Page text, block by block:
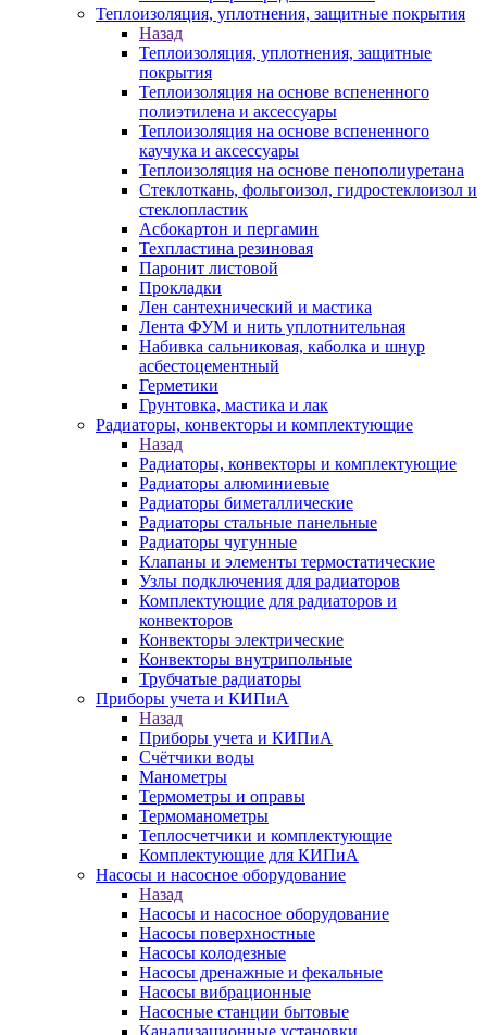
Теплоизоляция, уплотнения, защитные покрытия
Назад
Теплоизоляция, уплотнения, защитные
покрытия
Теплоизоляция на основе вспененного
полиэтилена и аксессуары
Теплоизоляция на основе вспененного
каучука и аксессуары
Теплоизоляция на основе пенополиуретана
Стеклоткань, фольгоизол, гидростеклоизол и
стеклопластик
Асбокартон и пергамин
Техпластина резиновая
Паронит листовой
Прокладки
Лен сантехнический и мастика
Лента ФУМ и нить уплотнительная
Набивка сальниковая, каболка и шнур
асбестоцементный
Герметики
Грунтовка, мастика и лак
Радиаторы, конвекторы и комплектующие
Назад
Радиаторы, конвекторы и комплектующие
Радиаторы алюминиевые
Радиаторы биметаллические
Радиаторы стальные панельные
Радиаторы чугунные
Клапаны и элементы термостатические
Узлы подключения для радиаторов
Комплектующие для радиаторов и
конвекторов
Конвекторы электрические
Конвекторы внутрипольные
Трубчатые радиаторы
Приборы учета и КИПиА
Назад
Приборы учета и КИПиА
Счётчики воды
Манометры
Термометры и оправы
Термоманометры
Теплосчетчики и комплектующие
Комплектующие для КИПиА
Насосы и насосное оборудование
Назад
Насосы и насосное оборудование
Насосы поверхностные
Насосы колодезные
Насосы дренажные и фекальные
Насосы вибрационные
Насосные станции бытовые
Канализационные установки